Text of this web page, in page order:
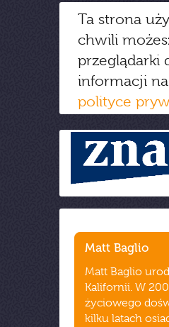
Ta strona
chwili
przeglądarki
informacji
polityce
Matt Baglio
Matt Baglio
Kalifornii. W
życiowego
kilku latach